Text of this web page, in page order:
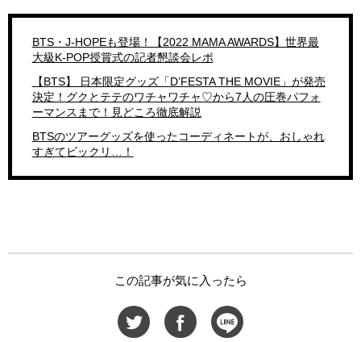
BTS・J-HOPEも登場！【2022 MAMA AWARDS】世界最
大級K-POP授賞式の記者懇談会レポ
【BTS】 日本限定グッズ「D’FESTA THE MOVIE」が発売
決定！グクとテテのワチャワチャ♡から7人の圧巻パフォ
ーマンスまで！見どころ徹底解説
BTSのツアーグッズを使ったコーディネートが、おしゃれ
すぎてビックリ…！
この記事が気に入ったら